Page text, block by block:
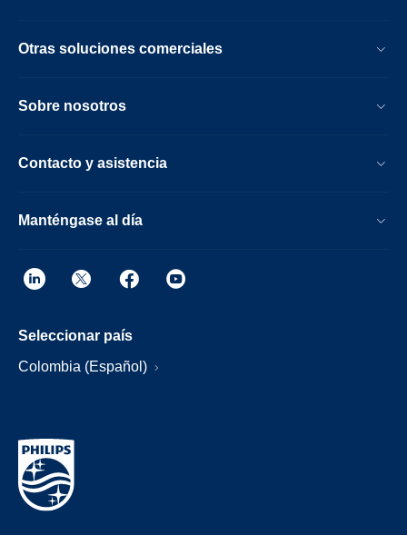
Otras soluciones comerciales
Sobre nosotros
Contacto y asistencia
Manténgase al día
Seleccionar país
Colombia (Español)